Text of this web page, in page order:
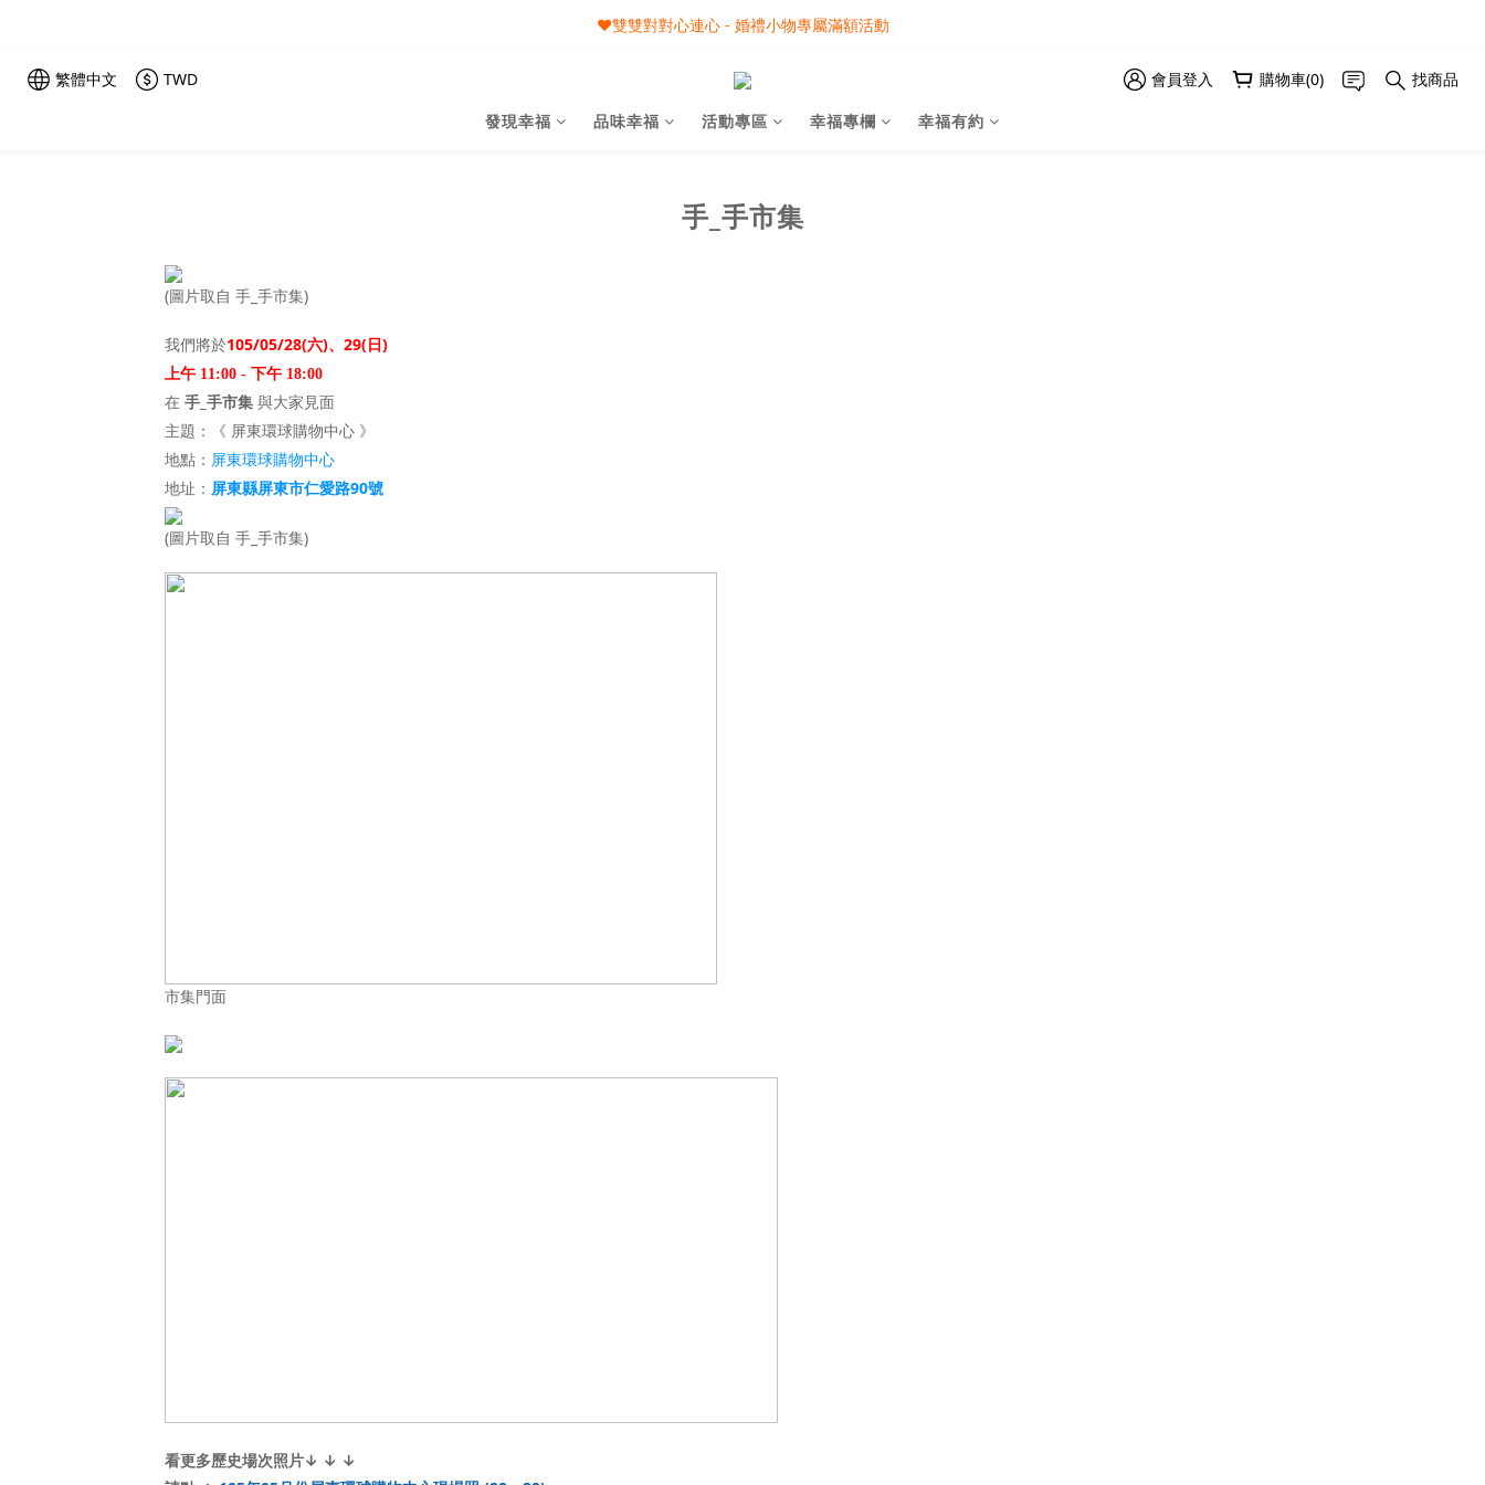
🎀08/01-09/30 秋節月圓家家慶- 滿額即享專屬小禮
❤️雙雙對對心連心 - 婚禮小物專屬滿額活動
🎀08/01-09/30 秋節月圓家家慶- 滿額即享專屬小禮
繁體中文 TWD 會員登入 購物車(0)
找商品
發現幸福
品味幸福 活動專區 幸福專欄 幸福有約
手_手市集
(圖片取自 手_手市集)
我們將於105/05/28(六)、29(日)
上午 11:00 - 下午 18:00
在 手_手市集 與大家見面
主題：《 屏東環球購物中心 》
地點 ： 屏東環球購物中心
地址： 屏東縣屏東市仁愛路90號
(圖片取自 手_手市集)
市集門面
看更多歷史場次照片↓ ↓ ↓